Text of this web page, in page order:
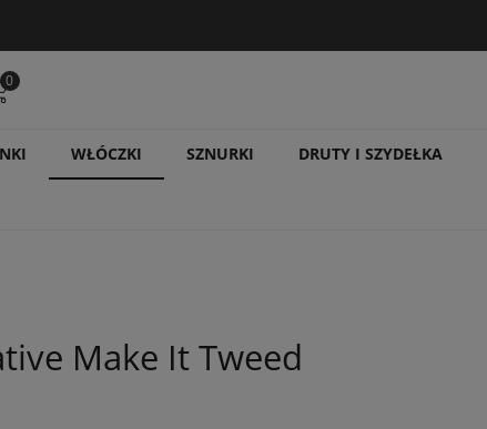
0
WŁÓCZKI SZNURKI DRUTY I SZYDEŁKA
Make It Tweed